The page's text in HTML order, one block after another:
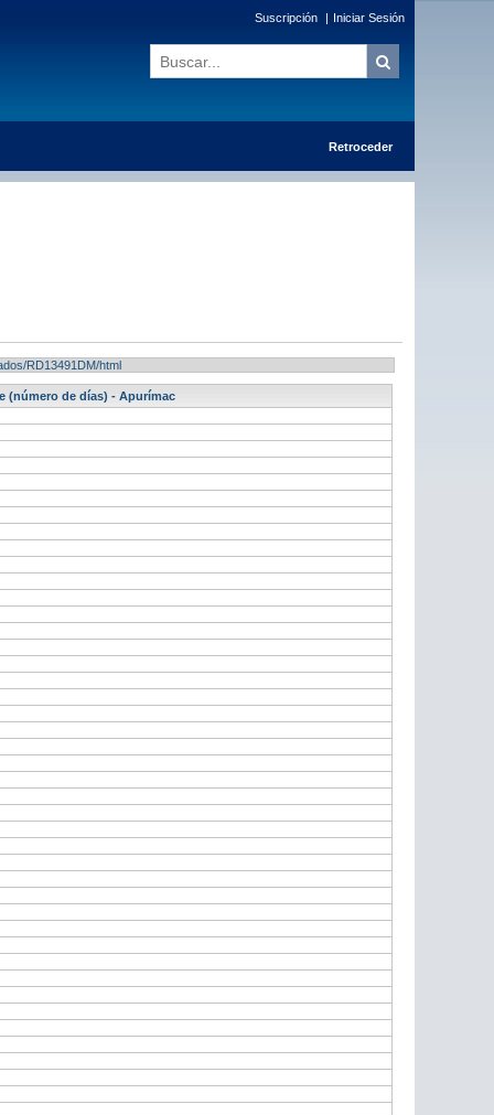
Suscripción | Iniciar Sesión
Retroceder
RD13491DM/html
(número de días) - Apurímac